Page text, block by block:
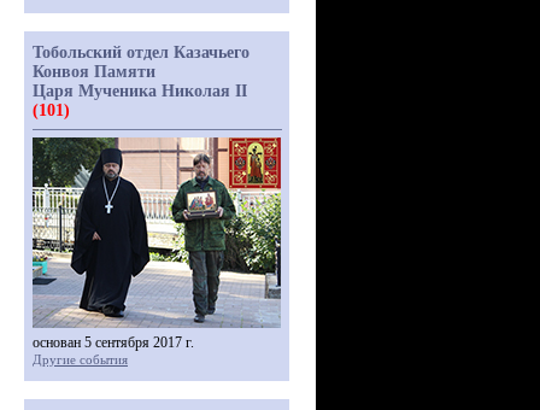
Тобольский отдел Казачьего
Конвоя Памяти
Царя Мученика Николая II
(101)
основан 5 сентября 2017 г.
Другие события